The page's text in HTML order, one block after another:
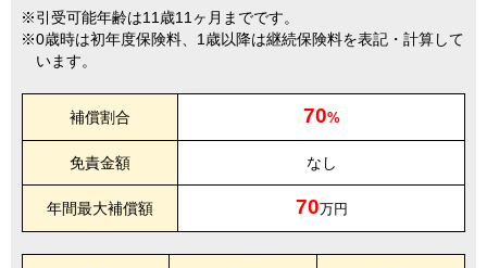
引受可能年齢は11歳11ヶ月までです。
0歳時は初年度保険料、1歳以降は継続保険料を表記・計算して
います。
補償割合 70%
免責金額 なし
年間最大補償額 70万円